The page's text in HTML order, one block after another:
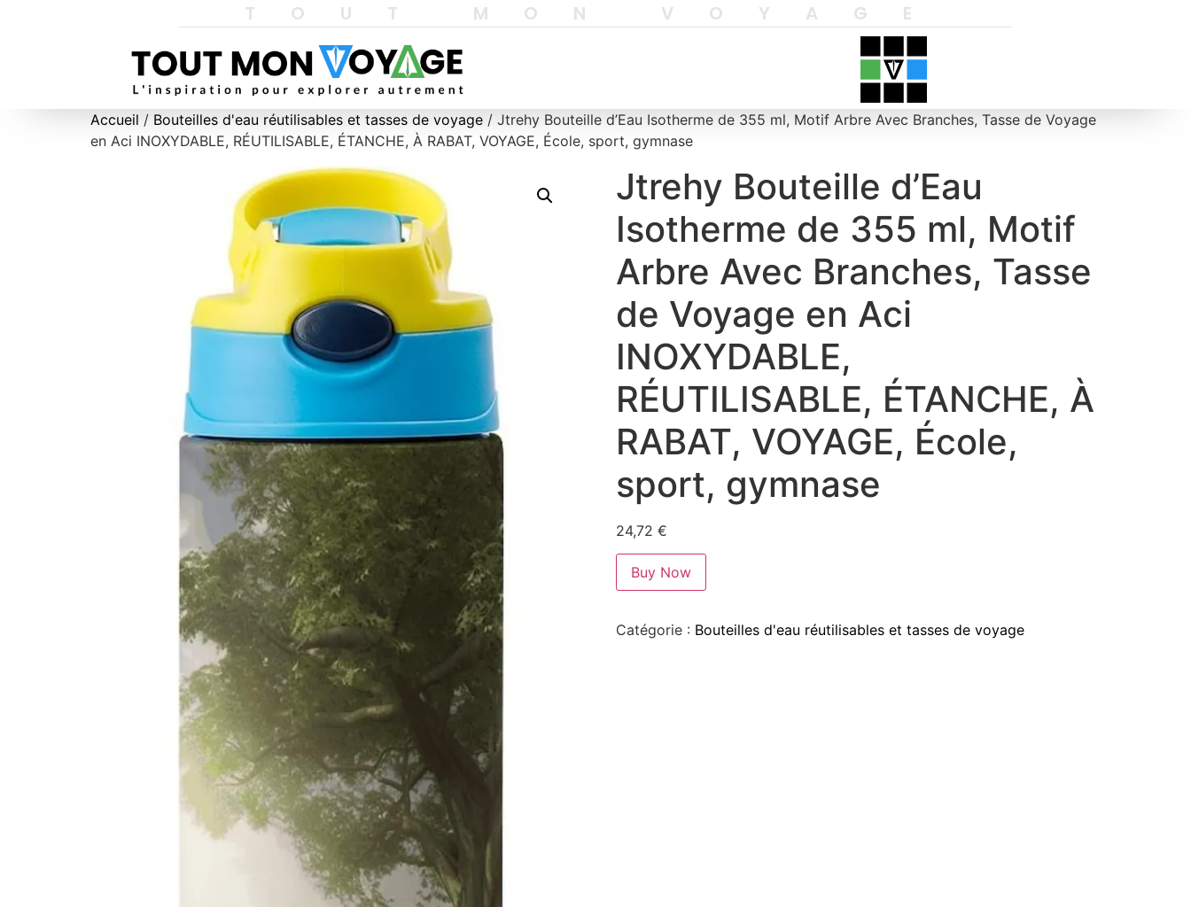
TOUT MON VOYAGE
Accueil / Bouteilles d'eau réutilisables et tasses de voyage / Jtrehy Bouteille d’Eau Isotherme de 355 ml, Motif Arbre Avec Branches, Tasse de Voyage
en Aci INOXYDABLE, RÉUTILISABLE, ÉTANCHE, À RABAT, VOYAGE, École, sport, gymnase
Jtrehy Bouteille d’Eau
Isotherme de 355 ml, Motif
Arbre Avec Branches, Tasse
de Voyage en Aci
INOXYDABLE,
RÉUTILISABLE, ÉTANCHE, À
RABAT, VOYAGE, École,
sport, gymnase
24,72 €
Buy Now
Catégorie : Bouteilles d'eau réutilisables et tasses de voyage